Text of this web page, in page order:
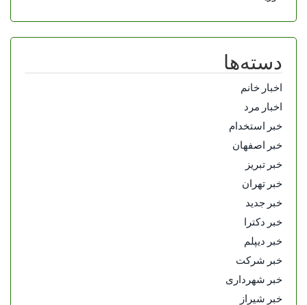
دسته‌ها
اخبار خانم
اخبار مرد
خبر استخدام
خبر اصفهان
خبر تبریز
خبر تهران
خبر جدید
خبر دکترا
خبر دیپلم
خبر شرکت
خبر شهرداری
خبر شیراز